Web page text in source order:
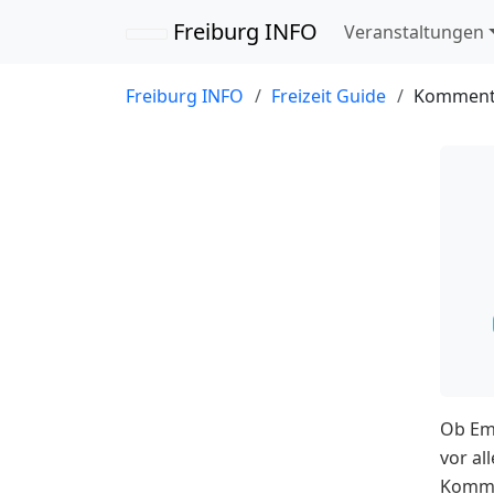
Freiburg INFO Navigation
Veranstaltungen
Freiburg INFO Freizeit Guide
Ob
vor